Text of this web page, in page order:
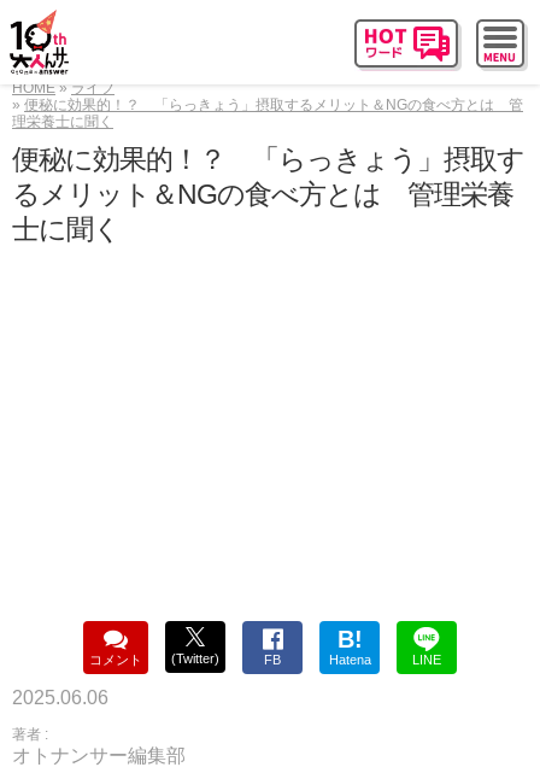
HOME
ライフ
便秘に効果的！？ 「らっきょう」摂取するメリット＆NGの食べ方とは 管
理栄養士に聞く
便秘に効果的！？ 「らっきょう」摂取す
るメリット＆NGの食べ方とは 管理栄養
士に聞く
コメント (Twitter) FB
B!
Hatena LINE
2025.06.06
著者 :
オトナンサー編集部